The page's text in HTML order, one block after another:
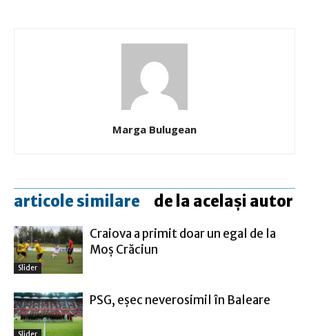
Marga Bulugean
articole similare de la același autor
Slider
Craiova a primit doar un egal de la
Moş Crăciun
Slider
PSG, eşec neverosimil în Baleare